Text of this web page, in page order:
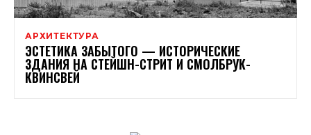
АРХИТЕКТУРА
ЭСТЕТИКА ЗАБЫТОГО — ИСТОРИЧЕСКИЕ
ЗДАНИЯ НА СТЕЙШН-СТРИТ И СМОЛБРУК-
КВИНСВЕЙ